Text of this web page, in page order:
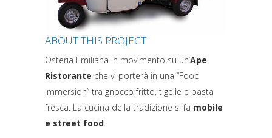
ABOUT THIS PROJECT
Osteria Emiliana in movimento su un’Ape
Ristorante che vi porterà in una “Food
Immersion” tra gnocco fritto, tigelle e pasta
fresca. La cucina della tradizione si fa mobile
e street food.